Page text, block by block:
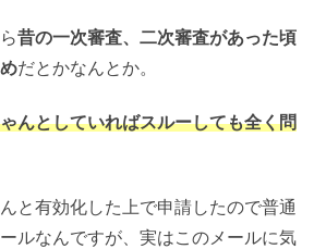
昔の一次審査、二次審査があった頃
だとかなんとか。
んとしていればスルーしても全く問
と有効化した上で申請したので普通
ルなんですが、実はこのメールに気